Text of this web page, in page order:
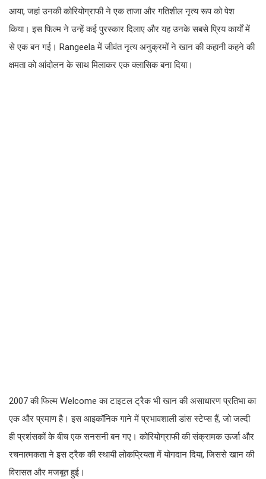
आया, जहां उनकी कोरियोग्राफी ने एक ताजा और गतिशील नृत्य रूप को पेश
किया। इस फिल्म ने उन्हें कई पुरस्कार दिलाए और यह उनके सबसे प्रिय कार्यों में
से एक बन गई। Rangeela में जीवंत नृत्य अनुक्रमों ने खान की कहानी कहने की
क्षमता को आंदोलन के साथ मिलाकर एक क्लासिक बना दिया।
2007 की फिल्म Welcome का टाइटल ट्रैक भी खान की असाधारण प्रतिभा का
एक और प्रमाण है। इस आइकॉनिक गाने में प्रभावशाली डांस स्टेप्स हैं, जो जल्दी
ही प्रशंसकों के बीच एक सनसनी बन गए। कोरियोग्राफी की संक्रामक ऊर्जा और
रचनात्मकता ने इस ट्रैक की स्थायी लोकप्रियता में योगदान दिया, जिससे खान की
विरासत और मजबूत हुई।